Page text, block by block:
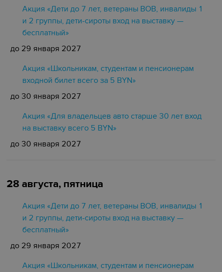
Акция «Дети до 7 лет, ветераны ВОВ, инвалиды 1
и 2 группы, дети-сироты вход на выставку —
бесплатный»
до 29 января 2027
Акция «Школьникам, студентам и пенсионерам
входной билет всего за 5 BYN»
до 30 января 2027
Акция «Для владельцев авто старше 30 лет вход
на выставку всего 5 BYN»
до 30 января 2027
28 августа, пятница
Акция «Дети до 7 лет, ветераны ВОВ, инвалиды 1
и 2 группы, дети-сироты вход на выставку —
бесплатный»
до 29 января 2027
Акция «Школьникам, студентам и пенсионерам